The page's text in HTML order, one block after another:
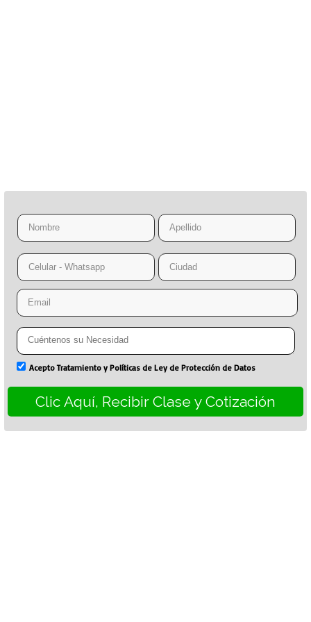
Acepto Tratamiento y Políticas de Ley de Protección de Datos
Clic Aquí, Recibir Clase y Cotización